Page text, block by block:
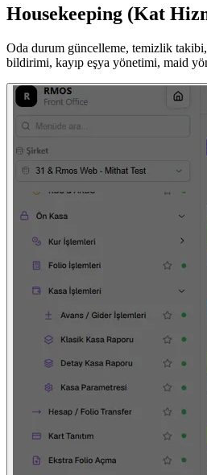
Housekeeping (Kat
Oda durum güncelleme, temizlik
bildirimi, kayıp eşya yönetimi, maid